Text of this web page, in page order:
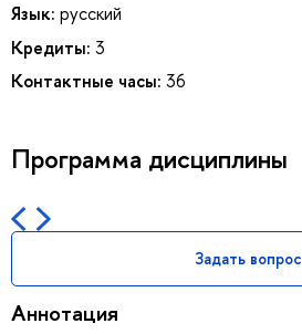
Язык: русский
Кредиты: 3
Контактные часы: 36
Программа дисциплины
Задать вопрос
Аннотация